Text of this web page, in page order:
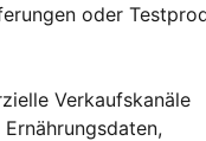
oder
Verkaufskanäle